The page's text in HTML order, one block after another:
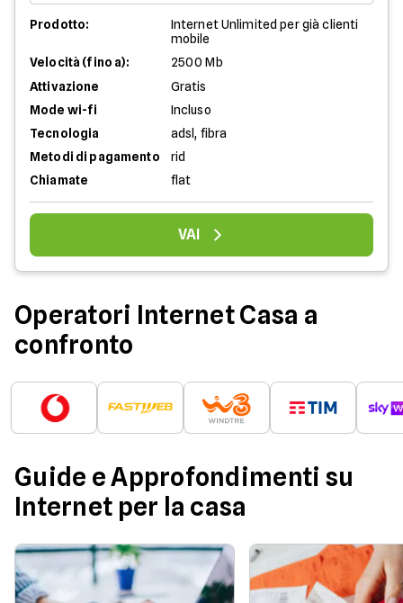
Prodotto:
Internet Unlimited per già clienti
mobile
Velocità (fino a):
2500 Mb
Attivazione
Gratis
Mode wi-fi
Incluso
Tecnologia
adsl, fibra
Metodi di pagamento
rid
Chiamate
flat
VAI
Operatori Internet Casa a
confronto
Guide e Approfondimenti su
Internet per la casa